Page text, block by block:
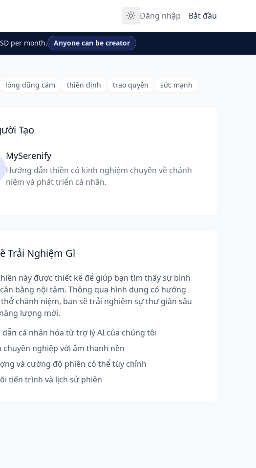
Đăng nhập Bắt đầu
per month. Anyone can be creator
lòng dũng cảm thiền định trao quyền sức mạnh
Tạo
MySerenify
Hướng dẫn thiền có kinh nghiệm chuyên về chánh
niệm và phát triển cá nhân.
Trải Nghiệm Gì
này được thiết kế để giúp bạn tìm thấy sự bình
bằng nội tâm. Thông qua hình dung có hướng
thở chánh niệm, bạn sẽ trải nghiệm sự thư giãn sâu
lượng mới.
cá nhân hóa từ trợ lý AI của chúng tôi
chuyên nghiệp với âm thanh nền
và cường độ phiên có thể tùy chỉnh
tiến trình và lịch sử phiên